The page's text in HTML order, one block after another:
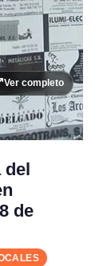
Ver completo
del
de